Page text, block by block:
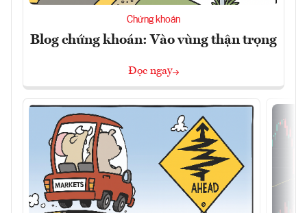
Chứng khoán
Blog chứng khoán: Vào vùng thận trọng
Đọc ngay